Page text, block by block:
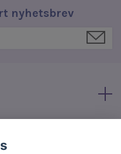
nyhetsbrev